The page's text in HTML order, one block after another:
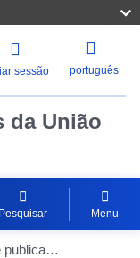
sessão português
da União
Pesquisar Menu
Pormenores de publicação